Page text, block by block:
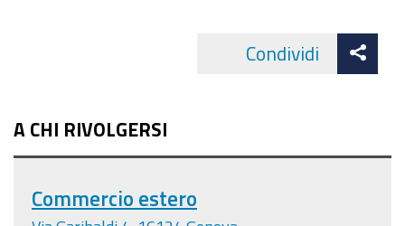
Condividi
A CHI RIVOLGERSI
Commercio estero